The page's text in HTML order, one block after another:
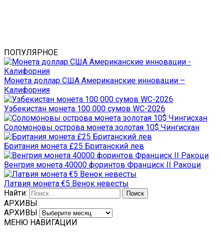
ПОПУЛЯРНОЕ
Монета доллар США Американские инновации –
Калифорния
Узбекистан монета 100 000 сумов WC-2026
Соломоновы острова монета золотая 10$ Чингисхан
Британия монета £25 Британский лев
Венгрия монета 40000 форинтов Франциск II Ракоци
Латвия монета €5 Венок невесты
Найти:
АРХИВЫ
АРХИВЫ
МЕНЮ НАВИГАЦИИ